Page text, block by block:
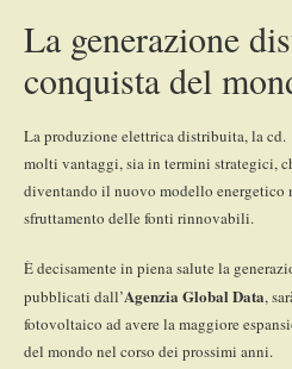
La generazione
conquista del
La produzione elettrica distribuita, la cd.
molti vantaggi, sia in termini strategici,
diventando il nuovo modello energetico
sfruttamento delle fonti rinnovabili.
È decisamente in piena salute la
pubblicati dall’Agenzia Global Data,
fotovoltaico ad avere la maggiore
del mondo nel corso dei prossimi anni.